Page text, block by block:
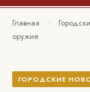
Главная /
оружие
ГОРОДСКИЕ